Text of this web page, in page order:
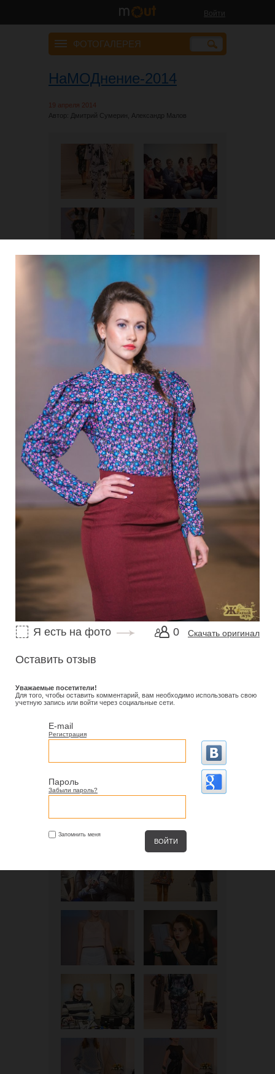
Войти
ФОТОГАЛЕРЕЯ
НаМОДнение-2014
19 апреля 2014
Автор: Дмитрий Сумерин, Александр Малов
Скачать оригинал
0
Я есть на фото
Оставить отзыв
Уважаемые посетители!
Для того, чтобы оставить комментарий, вам необходимо использовать свою
учетную запись или войти через социальные сети.
E-mail
Регистрация
Пароль
Забыли пароль?
Запомнить меня